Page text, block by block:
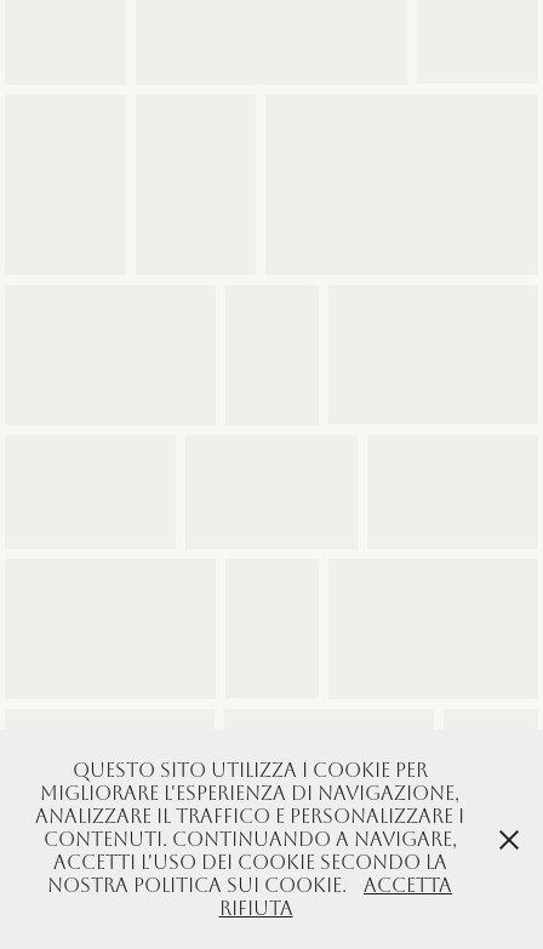
Questo sito utilizza i cookie per
migliorare l'esperienza di navigazione,
analizzare il traffico e personalizzare i
contenuti. Continuando a navigare,
accetti l'uso dei cookie secondo la
nostra Politica sui Cookie.
Accetta
Rifiuta